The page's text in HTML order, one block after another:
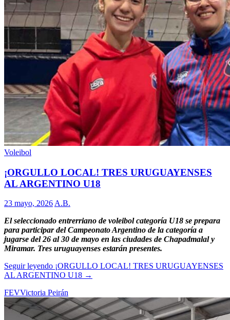
Voleibol
¡ORGULLO LOCAL! TRES URUGUAYENSES
AL ARGENTINO U18
23 mayo, 2026 A.B.
El seleccionado entrerriano de voleibol categoría U18 se prepara
para participar del Campeonato Argentino de la categoría a
jugarse del 26 al 30 de mayo en las ciudades de Chapadmalal y
Miramar. Tres uruguayenses estarán presentes.
Seguir leyendo ¡ORGULLO LOCAL! TRES URUGUAYENSES
AL ARGENTINO U18 →
FEVVictoria Peirán